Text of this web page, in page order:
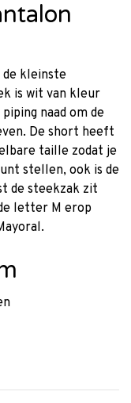
kleinste
is wit van kleur
naad om de
De short heeft
taille zodat je
stellen, ook is de
de steekzak zit
letter M erop